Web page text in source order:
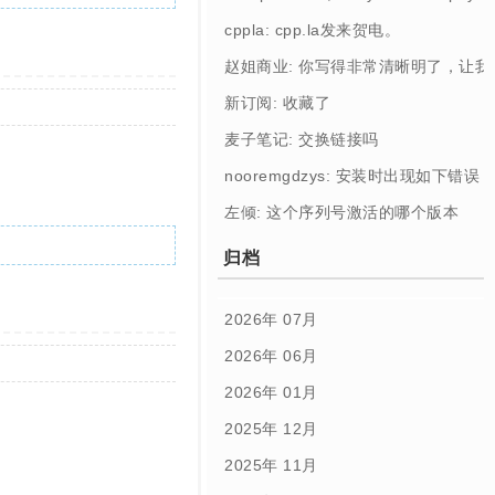
cppla: cpp.la发来贺电。
赵姐商业: 你写得非常清晰明了，让
新订阅: 收藏了
麦子笔记: 交换链接吗
nooremgdzys: 安装时出现如下错误
左倾: 这个序列号激活的哪个版本
归档
2026年 07月
2026年 06月
2026年 01月
2025年 12月
2025年 11月